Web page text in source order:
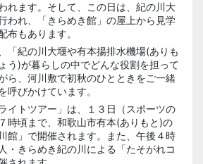
れます。そして、この日は、紀の川大
われ、「きらめき館」の屋上から見学
布もあります。
「紀の川大堰や有本揚排水機場(ありも
う)が暮らしの中でどんな役割を担って
ら、河川敷で初秋のひとときをご一緒
呼びかけています。
イトツアー」は、１３日（スポーツの
時頃まで、和歌山市有本(ありもと)の
館」で開催されます。また、午後４時
・きらめき紀の川による「たそがれコ